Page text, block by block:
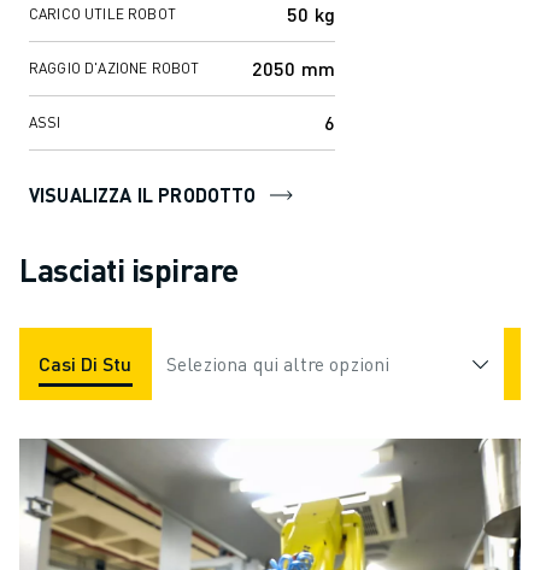
CARICO UTILE ROBOT 50 kg
RAGGIO D'AZIONE ROBOT 2050 mm
ASSI 6
VISUALIZZA IL PRODOTTO
Lasciati ispirare
Casi Di Studio Applicazioni Industrie
Seleziona qui altre opzioni